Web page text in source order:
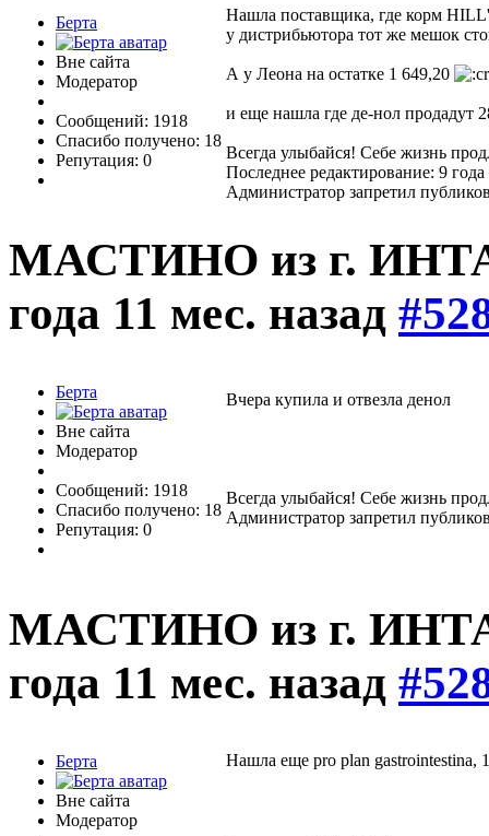
Берта
Вне сайта
Модератор
Сообщений: 1918
Спасибо получено: 18
Репутация: 0
Нашла поставщика, где корм
у дистрибьютора тот же мешок
А у Леона на остатке 1 649,20
и еще нашла где де-нол продадут
Всегда улыбайся! Себе жизнь
Последнее редактирование: 9
Администратор запретил
МАСТИНО из г.
года 11 мес. назад
Берта
Вне сайта
Модератор
Сообщений: 1918
Спасибо получено: 18
Репутация: 0
Вчера купила и отвезла денол
Всегда улыбайся! Себе жизнь
Администратор запретил
МАСТИНО из г.
года 11 мес. назад
Берта
Вне сайта
Модератор
Нашла еще pro plan gastrointestina,